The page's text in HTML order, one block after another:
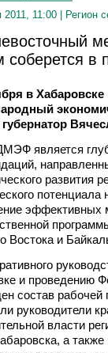
2011, 11:00 | Регион
соберется в
в
является
развития
эффективных
Востока и
и проведению
состав рабочей
руководители
власти
а